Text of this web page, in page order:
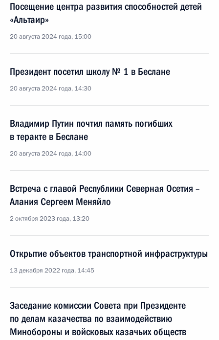
Посещение центра развития способностей детей
«Альтаир»
20 августа 2024 года, 15:00
Президент посетил школу № 1 в Беслане
20 августа 2024 года, 14:30
Владимир Путин почтил память погибших
в теракте в Беслане
20 августа 2024 года, 14:00
Встреча с главой Республики Северная Осетия –
Алания Сергеем Меняйло
2 октября 2023 года, 13:20
Открытие объектов транспортной инфраструктуры
13 декабря 2022 года, 14:45
Заседание комиссии Совета при Президенте
по делам казачества по взаимодействию
Минобороны и войсковых казачьих обществ